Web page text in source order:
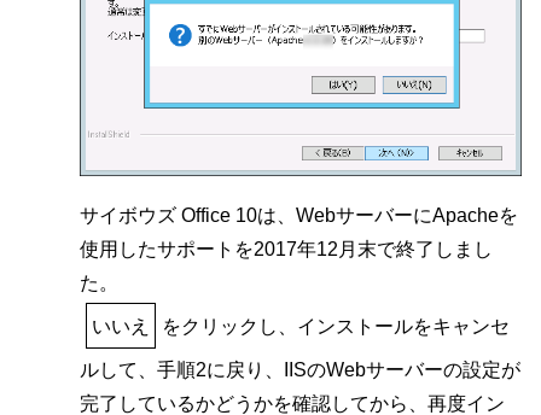
サイボウズ Office 10は、WebサーバーにApacheを
使用したサポートを2017年12月末で終了しまし
た。
いいえ をクリックし、インストールをキャンセ
ルして、手順2に戻り、IISのWebサーバーの設定が
完了しているかどうかを確認してから、再度イン